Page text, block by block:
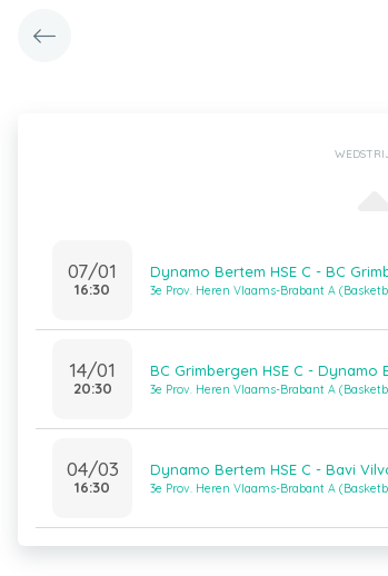
07/01
16:30
Dynamo Bertem HSE C - BC
3e Prov. Heren Vlaams-Brabant A
14/01
20:30
BC Grimbergen HSE C - Dynamo
3e Prov. Heren Vlaams-Brabant A
04/03
16:30
Dynamo Bertem HSE C - Bavi
3e Prov. Heren Vlaams-Brabant A